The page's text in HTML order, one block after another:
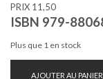
PRIX 11,50
ISBN 979-
Plus que 1 en stock
AJOUTER AU PANIER